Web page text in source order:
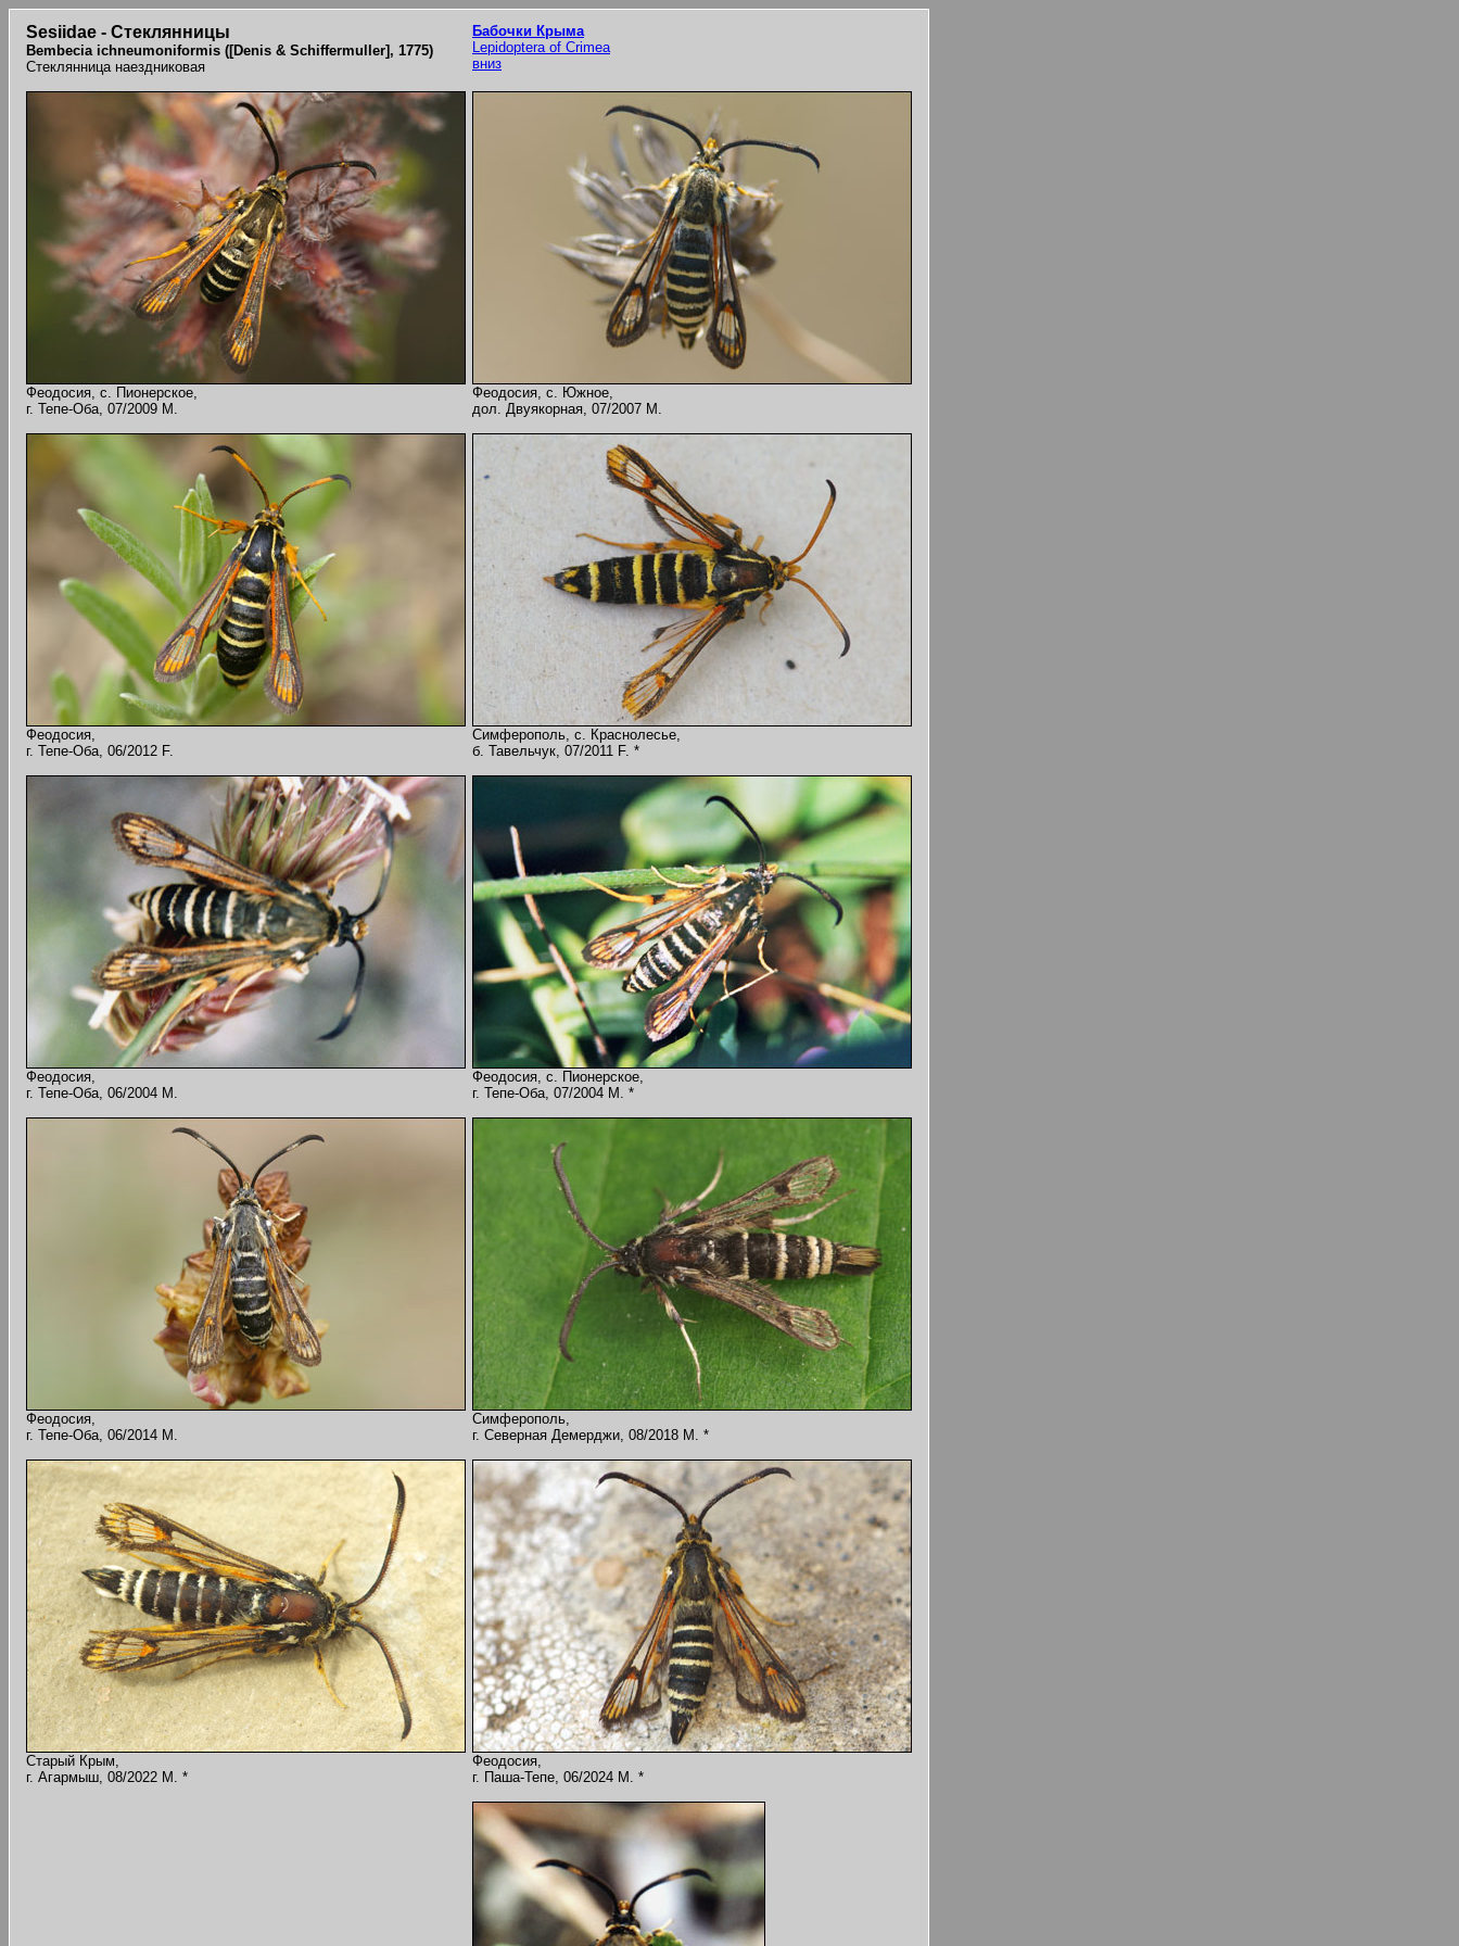
Sesiidae - Стеклянницы
Bembecia ichneumoniformis ([Denis & Schiffermuller], 1775)
Стеклянница наездниковая
Бабочки Крыма
Lepidoptera of Crimea
вниз
Феодосия, с. Пионерское,
г. Тепе-Оба, 07/2009 M.
Феодосия, с. Южное,
дол. Двуякорная, 07/2007 M.
Феодосия,
г. Тепе-Оба, 06/2012 F.
Симферополь, с. Краснолесье,
б. Тавельчук, 07/2011 F. *
Феодосия,
г. Тепе-Оба, 06/2004 M.
Феодосия, с. Пионерское,
г. Тепе-Оба, 07/2004 M. *
Феодосия,
г. Тепе-Оба, 06/2014 M.
Симферополь,
г. Северная Демерджи, 08/2018 M. *
Старый Крым,
г. Агармыш, 08/2022 M. *
Феодосия,
г. Паша-Тепе, 06/2024 M. *